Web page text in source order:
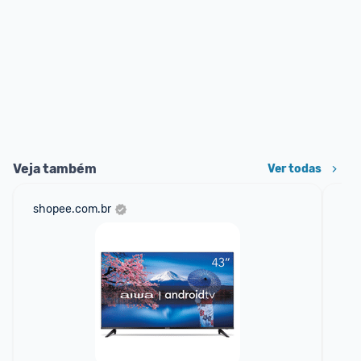
Veja também Ver todas
shopee.com.br